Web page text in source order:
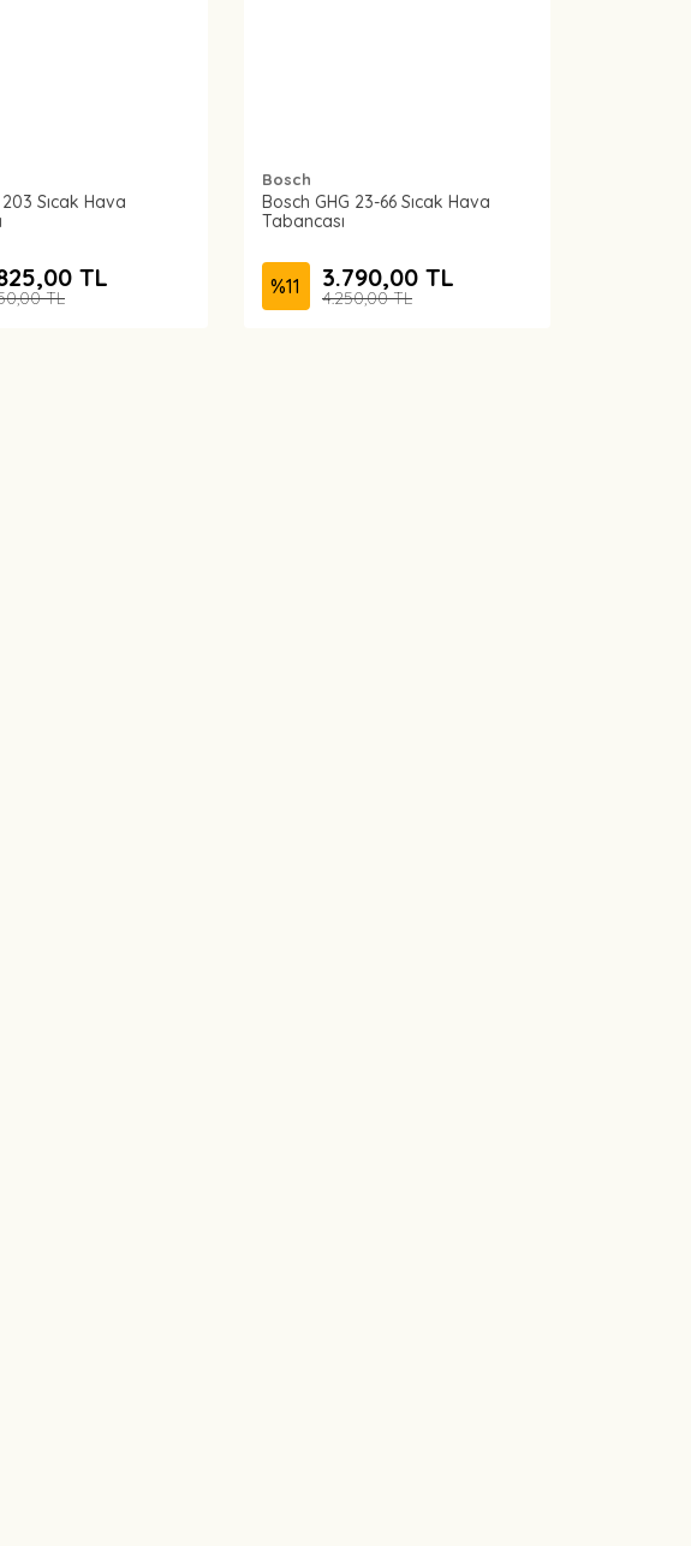
Sıcak Hava
TL
TL
Bosch
Bosch GHG 23-66 Sıcak Hava
Tabancası
%11 3.790,00 TL
4.250,00 TL